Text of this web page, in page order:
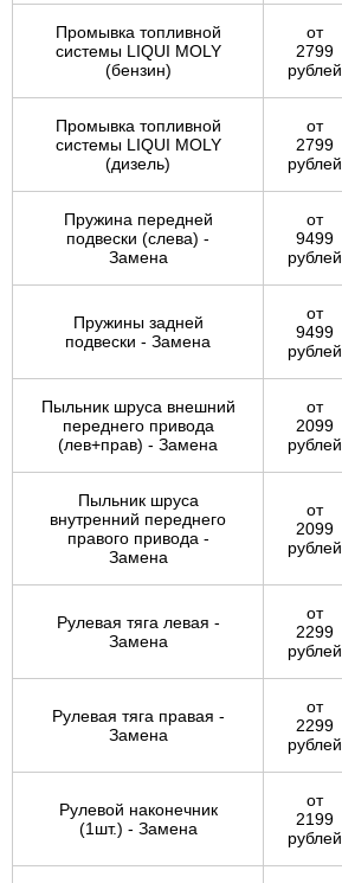
Промывка топливной
системы LIQUI MOLY
(бензин)
от
2799
рублей
Промывка топливной
системы LIQUI MOLY
(дизель)
от
2799
рублей
Пружина передней
подвески (слева) -
Замена
от
9499
рублей
Пружины задней
подвески - Замена
от
9499
рублей
Пыльник шруса внешний
переднего привода
(лев+прав) - Замена
от
2099
рублей
Пыльник шруса
внутренний переднего
правого привода -
Замена
от
2099
рублей
Рулевая тяга левая -
Замена
от
2299
рублей
Рулевая тяга правая -
Замена
от
2299
рублей
Рулевой наконечник
(1шт.) - Замена
от
2199
рублей